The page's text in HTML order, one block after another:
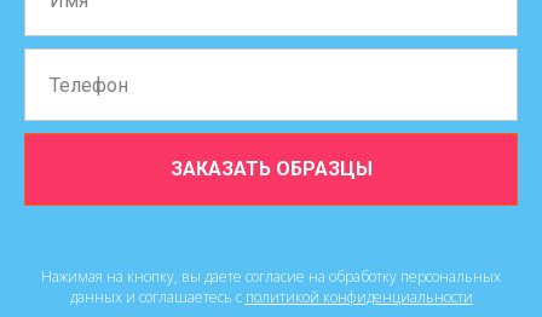
ЗАКАЗАТЬ ОБРАЗЦЫ
Нажимая на кнопку, вы даете согласие на обработку персональных
данных и соглашаетесь c политикой конфиденциальности